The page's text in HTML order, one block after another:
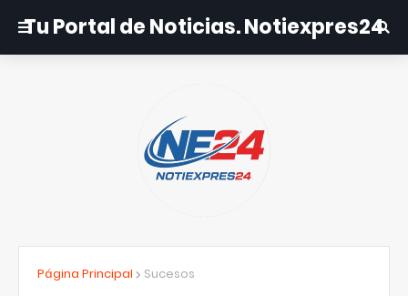
Tu Portal de Noticias. Notiexpres24
Página Principal Sucesos